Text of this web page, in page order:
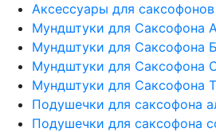
Аксессуары для саксофонов
Мундштуки для Саксофона
Мундштуки для Саксофона
Мундштуки для Саксофона
Мундштуки для Саксофона
Подушечки для саксофона
Подушечки для саксофона